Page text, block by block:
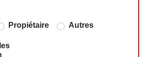
Propiétaire Autres